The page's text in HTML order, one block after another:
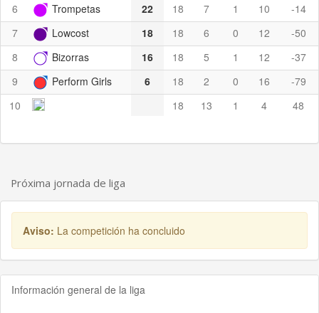
6
Trompetas 22 18 7 1 10
-14
7
Lowcost 18 18 6 0 12
-50
8
Bizorras 16 18 5 1 12
-37
9
Perform Girls 6 18 2 0 16
-79
10
18 13 1 4 48
Próxima jornada de liga
Aviso: La competición ha concluido
Información general de la liga